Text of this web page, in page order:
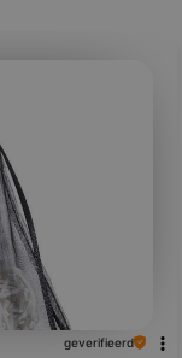
geverifieerd